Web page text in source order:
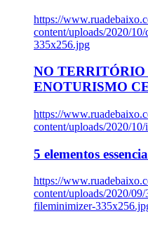
https://
content/uploads/2020/
335x256.jpg
NO
ENOTURISMO
https://
content/uploads/2020/
5 elementos
https://
content/uploads/2020/
fileminimizer-